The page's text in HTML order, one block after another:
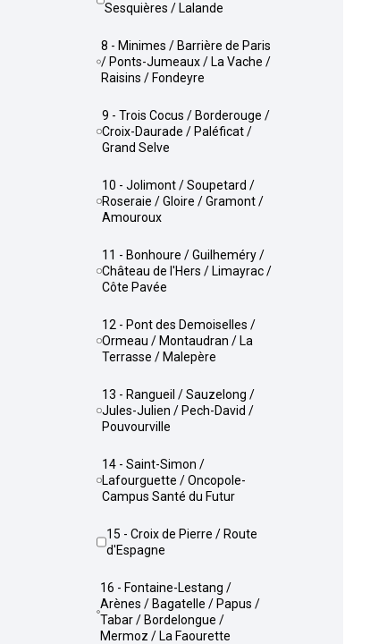
Sesquières / Lalande
8 - Minimes / Barrière de Paris
/ Ponts-Jumeaux / La Vache /
Raisins / Fondeyre
9 - Trois Cocus / Borderouge /
Croix-Daurade / Paléficat /
Grand Selve
10 - Jolimont / Soupetard /
Roseraie / Gloire / Gramont /
Amouroux
11 - Bonhoure / Guilheméry /
Château de l'Hers / Limayrac /
Côte Pavée
12 - Pont des Demoiselles /
Ormeau / Montaudran / La
Terrasse / Malepère
13 - Rangueil / Sauzelong /
Jules-Julien / Pech-David /
Pouvourville
14 - Saint-Simon /
Lafourguette / Oncopole-
Campus Santé du Futur
15 - Croix de Pierre / Route
d'Espagne
16 - Fontaine-Lestang /
Arènes / Bagatelle / Papus /
Tabar / Bordelongue /
Mermoz / La Faourette